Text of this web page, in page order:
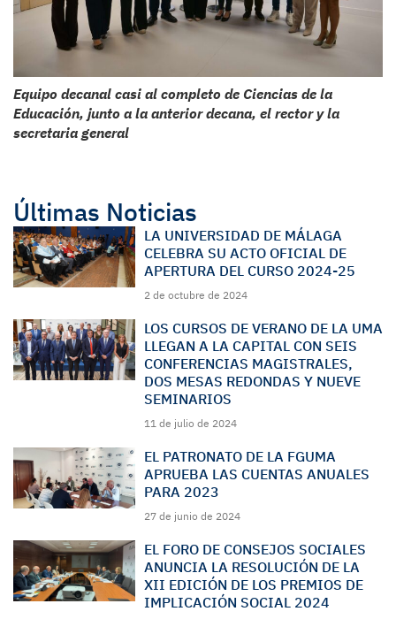
Equipo decanal casi al completo de Ciencias de la
Educación, junto a la anterior decana, el rector y la
secretaria general
Últimas Noticias
LA UNIVERSIDAD DE MÁLAGA
CELEBRA SU ACTO OFICIAL DE
APERTURA DEL CURSO 2024-25
2 de octubre de 2024
LOS CURSOS DE VERANO DE LA UMA
LLEGAN A LA CAPITAL CON SEIS
CONFERENCIAS MAGISTRALES,
DOS MESAS REDONDAS Y NUEVE
SEMINARIOS
11 de julio de 2024
EL PATRONATO DE LA FGUMA
APRUEBA LAS CUENTAS ANUALES
PARA 2023
27 de junio de 2024
EL FORO DE CONSEJOS SOCIALES
ANUNCIA LA RESOLUCIÓN DE LA
XII EDICIÓN DE LOS PREMIOS DE
IMPLICACIÓN SOCIAL 2024